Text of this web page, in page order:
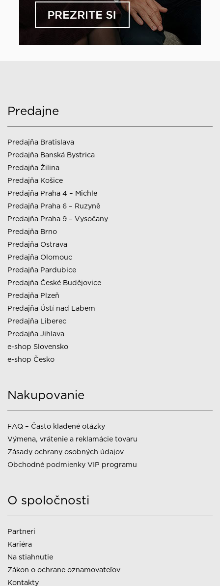
Predajne
Predajňa Bratislava
Predajňa Banská Bystrica
Predajňa Žilina
Predajňa Košice
Predajňa Praha 4 – Michle
Predajňa Praha 6 – Ruzyně
Predajňa Praha 9 – Vysočany
Predajňa Brno
Predajňa Ostrava
Predajňa Olomouc
Predajňa Pardubice
Predajňa České Budějovice
Predajňa Plzeň
Predajňa Ústí nad Labem
Predajňa Liberec
Predajňa Jihlava
e-shop Slovensko
e-shop Česko
Nakupovanie
FAQ – Často kladené otázky
Výmena, vrátenie a reklamácie tovaru
Zásady ochrany osobných údajov
Obchodné podmienky VIP programu
O spoločnosti
Partneri
Kariéra
Na stiahnutie
Zákon o ochrane oznamovateľov
Kontakty